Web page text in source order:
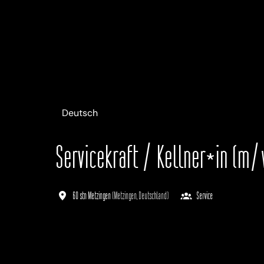
Deutsch
Servicekraft / Kellner*in
60 stn Metzingen Metzingen Deutschland) Service